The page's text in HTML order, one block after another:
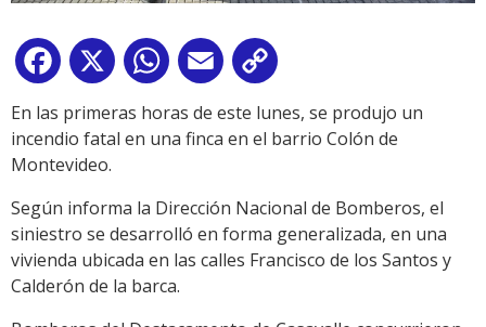
Facebook
X WhatsApp
Email
Link
En las primeras horas de este lunes, se produjo un
incendio fatal en una finca en el barrio Colón de
Montevideo.
Según informa la Dirección Nacional de Bomberos, el
siniestro se desarrolló en forma generalizada, en una
vivienda ubicada en las calles Francisco de los Santos y
Calderón de la barca.